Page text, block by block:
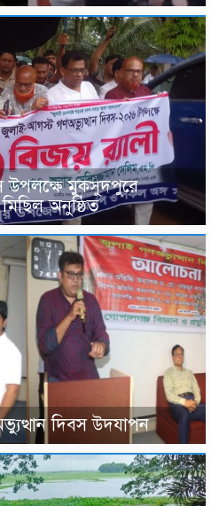
উপলক্ষে মুকসুদপুরে
অনুষ্ঠিত
দিবস উদযাপন